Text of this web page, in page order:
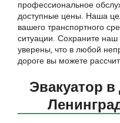
профессиональное
доступные цены. Наша
вашего транспортного
ситуации. Сохраните
уверены, что в любой
дороге вы можете
Эвакуатор в